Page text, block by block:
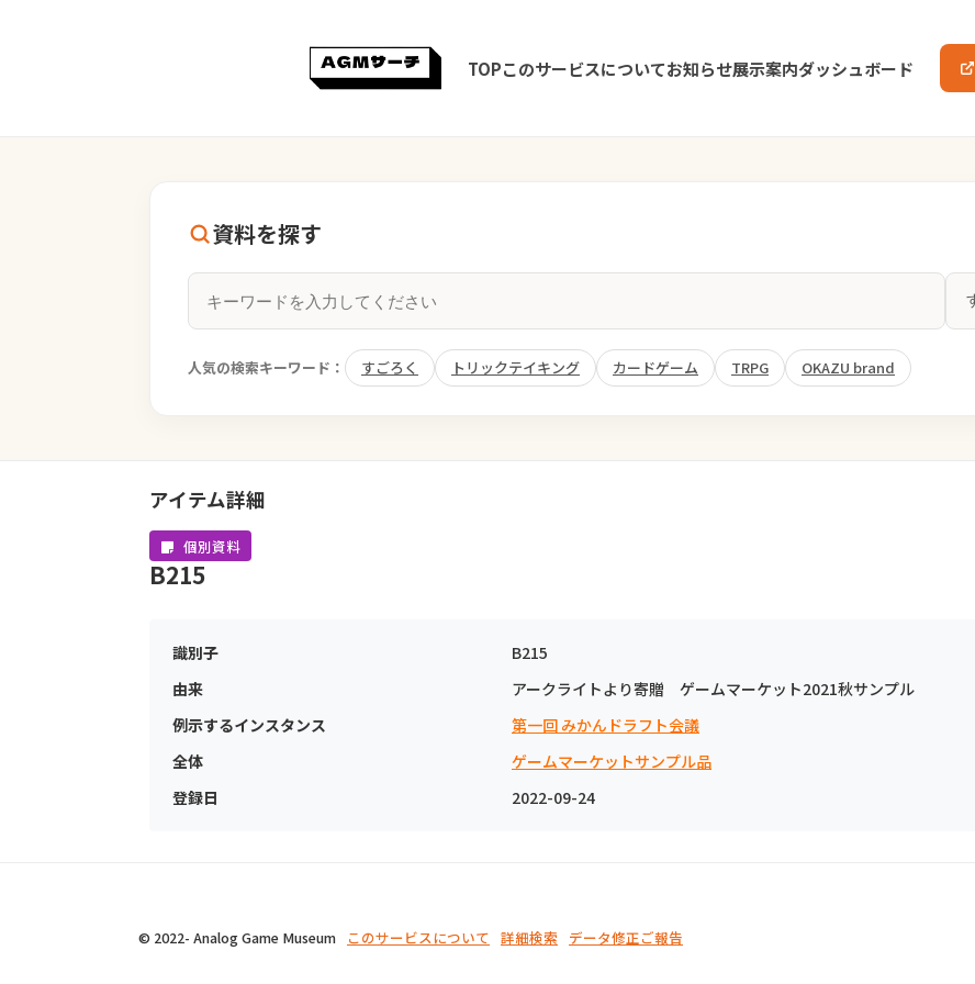
TOPこのサービスについてお知らせ展示案内ダッシュボード
資料を探す
人気の検索キーワード： すごろく トリックテイキング カードゲーム TRPG OKAZU brand
アイテム詳細
個別資料
B215
識別子
B215
由来
アークライトより寄贈 ゲームマーケット2021秋サンプル
例示するインスタンス
第一回 みかんドラフト会議
全体
ゲームマーケットサンプル品
登録日
2022-09-24
© 2022- Analog Game Museum このサービスについて 詳細検索 データ修正ご報告